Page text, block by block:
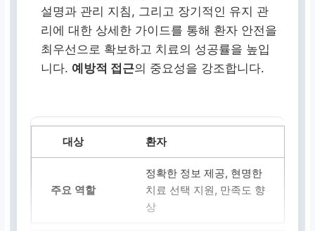
설명과 관리 지침, 그리고 장기적인 유지 관
리에 대한 상세한 가이드를 통해 환자 안전을
최우선으로 확보하고 치료의 성공률을 높입
니다. 예방적 접근의 중요성을 강조합니다.
환자
정확한 정보 제공, 현명한
치료 선택 지원, 만족도 향
상